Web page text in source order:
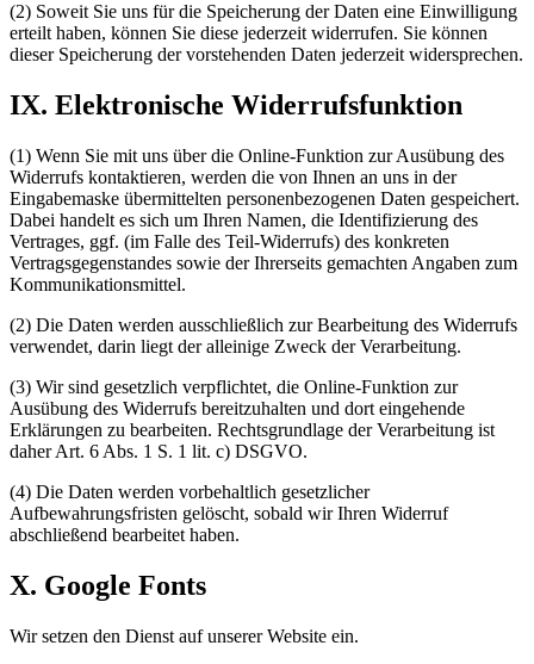
(2) Soweit Sie uns für die Speicherung der Daten eine Einwilligung
erteilt haben, können Sie diese jederzeit widerrufen. Sie können
dieser Speicherung der vorstehenden Daten jederzeit widersprechen.
IX. Elektronische Widerrufsfunktion
(1) Wenn Sie mit uns über die Online-Funktion zur Ausübung des
Widerrufs kontaktieren, werden die von Ihnen an uns in der
Eingabemaske übermittelten personenbezogenen Daten gespeichert.
Dabei handelt es sich um Ihren Namen, die Identifizierung des
Vertrages, ggf. (im Falle des Teil-Widerrufs) des konkreten
Vertragsgegenstandes sowie der Ihrerseits gemachten Angaben zum
Kommunikationsmittel.
(2) Die Daten werden ausschließlich zur Bearbeitung des Widerrufs
verwendet, darin liegt der alleinige Zweck der Verarbeitung.
(3) Wir sind gesetzlich verpflichtet, die Online-Funktion zur
Ausübung des Widerrufs bereitzuhalten und dort eingehende
Erklärungen zu bearbeiten. Rechtsgrundlage der Verarbeitung ist
daher Art. 6 Abs. 1 S. 1 lit. c) DSGVO.
(4) Die Daten werden vorbehaltlich gesetzlicher
Aufbewahrungsfristen gelöscht, sobald wir Ihren Widerruf
abschließend bearbeitet haben.
X. Google Fonts
Wir setzen den Dienst auf unserer Website ein.